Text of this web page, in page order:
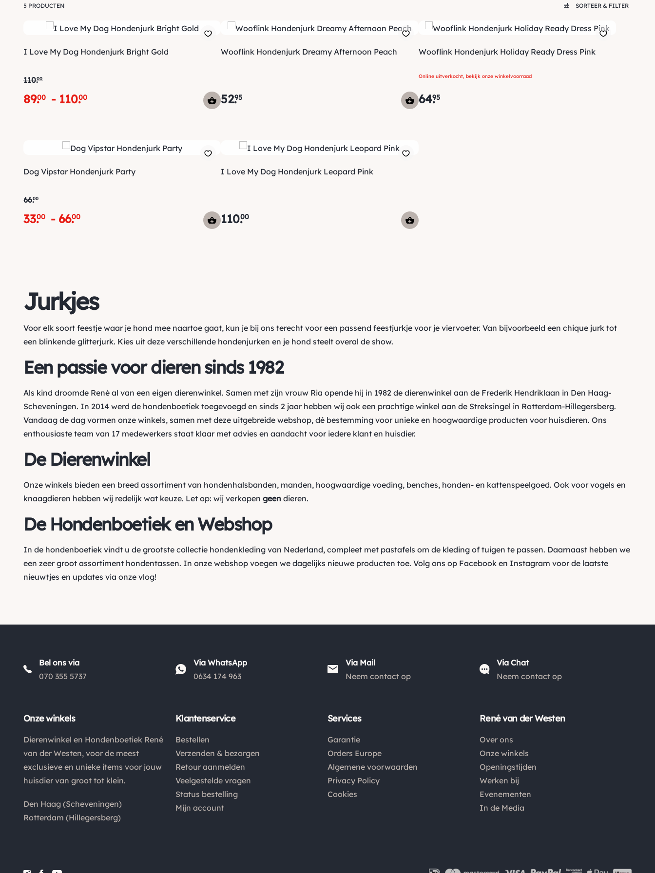
5 PRODUCTEN SORTEER & FILTER
I Love My Dog Hondenjurk Bright Gold
110.00
89.00 - 110.00
Wooflink Hondenjurk Dreamy Afternoon Peach
52.95
Wooflink Hondenjurk Holiday Ready Dress Pink
Online uitverkocht, bekijk onze winkelvoorraad
64.95
Dog Vipstar Hondenjurk Party
66.00
33.00 - 66.00
I Love My Dog Hondenjurk Leopard Pink
110.
00
Jurkjes
Voor elk soort feestje waar je hond mee naartoe gaat, kun je bij ons terecht voor een passend feestjurkje voor je viervoeter. Van bijvoorbeeld een chique jurk tot
een blinkende glitterjurk. Kies uit deze verschillende hondenjurken en je hond steelt overal de show.
Een passie voor dieren sinds 1982
Als kind droomde René al van een eigen dierenwinkel. Samen met zijn vrouw Ria opende hij in 1982 de dierenwinkel aan de Frederik Hendriklaan in Den Haag-
Scheveningen. In 2014 werd de hondenboetiek toegevoegd en sinds 2 jaar hebben wij ook een prachtige winkel aan de Streksingel in Rotterdam-Hillegersberg.
Vandaag de dag vormen onze winkels, samen met deze uitgebreide webshop, dé bestemming voor unieke en hoogwaardige producten voor huisdieren. Ons
enthousiaste team van 17 medewerkers staat klaar met advies en aandacht voor iedere klant en huisdier.
De Dierenwinkel
Onze winkels bieden een breed assortiment van hondenhalsbanden, manden, hoogwaardige voeding, benches, honden- en kattenspeelgoed. Ook voor vogels en
knaagdieren hebben wij redelijk wat keuze. Let op: wij verkopen geen dieren.
De Hondenboetiek en Webshop
In de hondenboetiek vindt u de grootste collectie hondenkleding van Nederland, compleet met pastafels om de kleding of tuigen te passen. Daarnaast hebben we
een zeer groot assortiment hondentassen. In onze webshop voegen we dagelijks nieuwe producten toe. Volg ons op Facebook en Instagram voor de laatste
nieuwtjes en updates via onze vlog!
Bel ons via
070 355 5737
Via WhatsApp
0634 174 963
Via Mail
Neem contact op
Via Chat
Neem contact op
Onze winkels
Dierenwinkel en Hondenboetiek René
van der Westen, voor de meest
exclusieve en unieke items voor jouw
huisdier van groot tot klein.
Den Haag (Scheveningen)
Rotterdam (Hillegersberg)
Klantenservice
Bestellen
Verzenden & bezorgen
Retour aanmelden
Veelgestelde vragen
Status bestelling
Mijn account
Services
Garantie
Orders Europe
Algemene voorwaarden
Privacy Policy
Cookies
René van der Westen
Over ons
Onze winkels
Openingstijden
Werken bij
Evenementen
In de Media